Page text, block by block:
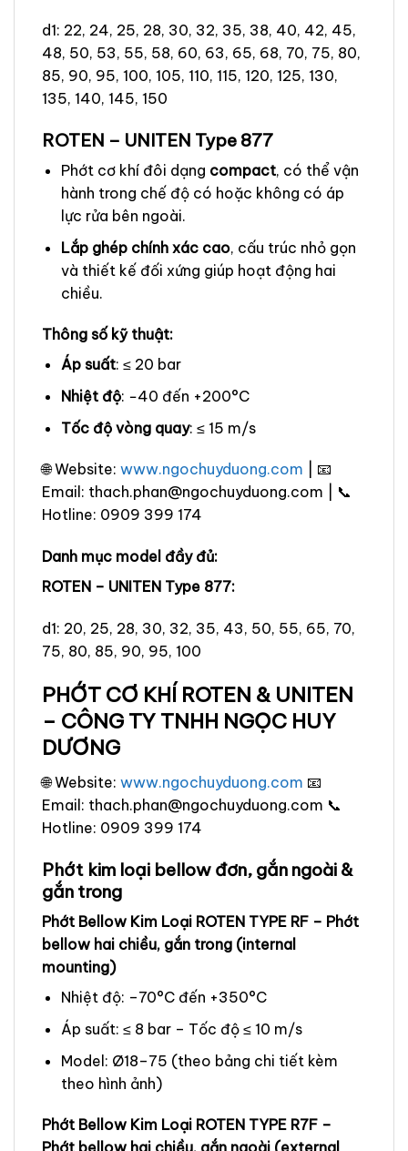
d1: 22, 24, 25, 28, 30, 32, 35, 38, 40, 42, 45,
48, 50, 53, 55, 58, 60, 63, 65, 68, 70, 75, 80,
85, 90, 95, 100, 105, 110, 115, 120, 125, 130,
135, 140, 145, 150
ROTEN – UNITEN Type 877
Phớt cơ khí đôi dạng compact, có thể vận
hành trong chế độ có hoặc không có áp
lực rửa bên ngoài.
Lắp ghép chính xác cao, cấu trúc nhỏ gọn
và thiết kế đối xứng giúp hoạt động hai
chiều.
Thông số kỹ thuật:
Áp suất: ≤ 20 bar
Nhiệt độ: −40 đến +200°C
Tốc độ vòng quay: ≤ 15 m/s
🌐 Website: www.ngochuyduong.com | 📧
Email: thach.phan@ngochuyduong.com | 📞
Hotline: 0909 399 174
Danh mục model đầy đủ:
ROTEN – UNITEN Type 877:
d1: 20, 25, 28, 30, 32, 35, 43, 50, 55, 65, 70,
75, 80, 85, 90, 95, 100
PHỚT CƠ KHÍ ROTEN & UNITEN
– CÔNG TY TNHH NGỌC HUY
DƯƠNG
🌐 Website: www.ngochuyduong.com 📧
Email: thach.phan@ngochuyduong.com 📞
Hotline: 0909 399 174
Phớt kim loại bellow đơn, gắn ngoài &
gắn trong
Phớt Bellow Kim Loại ROTEN TYPE RF – Phớt
bellow hai chiều, gắn trong (internal
mounting)
Nhiệt độ: –70°C đến +350°C
Áp suất: ≤ 8 bar – Tốc độ ≤ 10 m/s
Model: Ø18–75 (theo bảng chi tiết kèm
theo hình ảnh)
Phớt Bellow Kim Loại ROTEN TYPE R7F –